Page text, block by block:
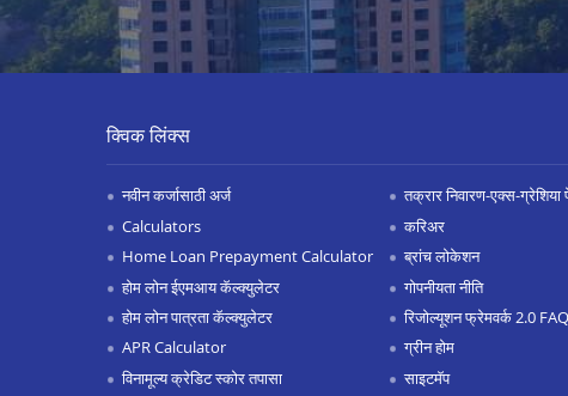
क्विक लिंक्स
नवीन कर्जासाठी अर्ज
Calculators
Home Loan Prepayment Calculator
होम लोन ईएमआय कॅल्क्युलेटर
होम लोन पात्रता कॅल्क्युलेटर
APR Calculator
विनामूल्य क्रेडिट स्कोर तपासा
तक्रार निवारण-एक्स-
करिअर
ब्रांच लोकेशन
गोपनीयता नीति
रिजोल्यूशन फ्रेमवर्क 2.0 FAQ
ग्रीन होम
साइटमॅप